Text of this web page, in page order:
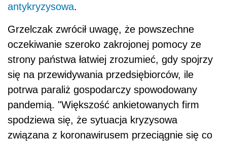
antykryzysowa.
Grzelczak zwrócił uwagę, że powszechne
oczekiwanie szeroko zakrojonej pomocy ze
strony państwa łatwiej zrozumieć, gdy spojrzy
się na przewidywania przedsiębiorców, ile
potrwa paraliż gospodarczy spowodowany
pandemią. "Większość ankietowanych firm
spodziewa się, że sytuacja kryzysowa
związana z koronawirusem przeciągnie się co